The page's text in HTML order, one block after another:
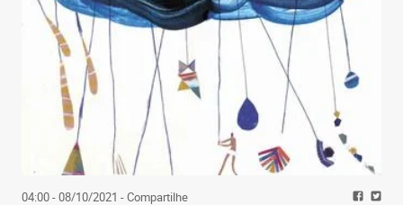
04:00 - 08/10/2021 - Compartilhe